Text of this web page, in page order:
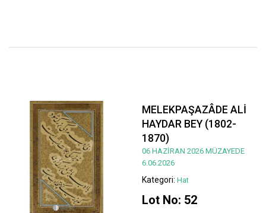
MELEKPAŞAZÂDE ALİ
HAYDAR BEY (1802-
1870)
06 HAZİRAN 2026 MÜZAYEDE
6.06.2026
Kategori: Hat
Lot No: 52